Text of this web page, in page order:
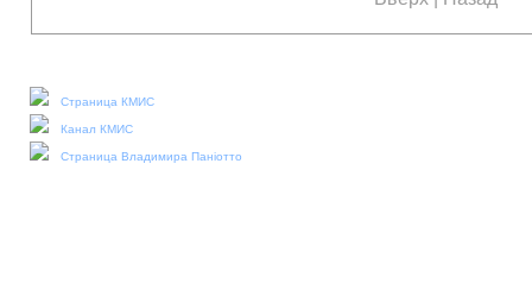
Страница КМИС
Канал КМИС
Страница Владимира Паніотто